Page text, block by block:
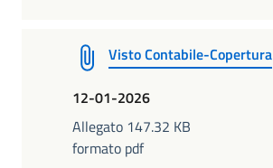
Visto Contabile-Copertura
12-01-2026
Allegato 147.32 KB
formato pdf